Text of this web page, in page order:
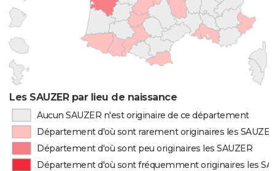
Les SAUZER par lieu de naissance
Aucun SAUZER n'est originaire de ce département
Département d'où sont rarement originaires les
Département d'où sont peu originaires les SAUZER
Département d'où sont fréquemment originaires les